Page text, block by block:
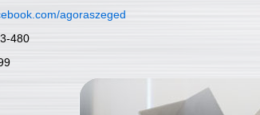
agoraszeged
480